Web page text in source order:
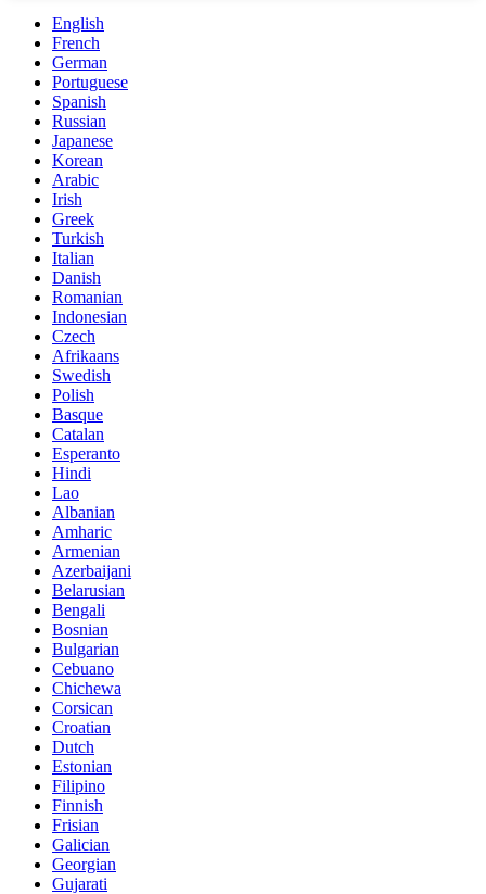
English
French
German
Portuguese
Spanish
Russian
Japanese
Korean
Arabic
Irish
Greek
Turkish
Italian
Danish
Romanian
Indonesian
Czech
Afrikaans
Swedish
Polish
Basque
Catalan
Esperanto
Hindi
Lao
Albanian
Amharic
Armenian
Azerbaijani
Belarusian
Bengali
Bosnian
Bulgarian
Cebuano
Chichewa
Corsican
Croatian
Dutch
Estonian
Filipino
Finnish
Frisian
Galician
Georgian
Gujarati